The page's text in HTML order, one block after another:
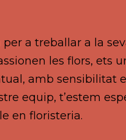
a treballar a la
les flors, ets
amb sensibilitat
equip, t’estem
en floristeria.